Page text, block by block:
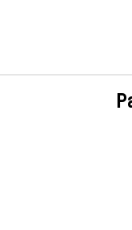
seamless
Wiring Harness